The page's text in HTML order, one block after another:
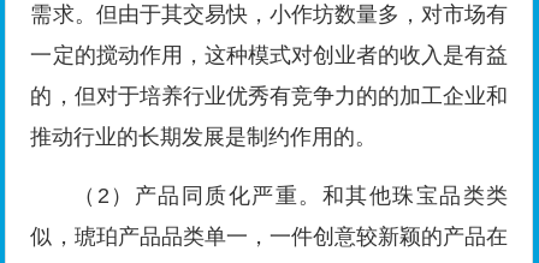
需求。但由于其交易快，小作坊数量多，对市场有
一定的搅动作用，这种模式对创业者的收入是有益
的，但对于培养行业优秀有竞争力的的加工企业和
推动行业的长期发展是制约作用的。
（2）产品同质化严重。和其他珠宝品类类
似，琥珀产品品类单一，一件创意较新颖的产品在